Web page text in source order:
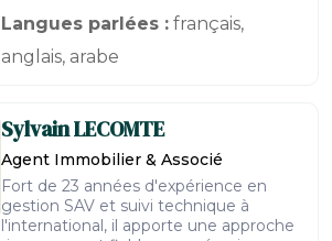
Langues parlées : français,
anglais, arabe
SylvainLECOMTE
Agent Immobilier & Associé
Fort de 23 années d'expérience en
gestion SAV et suivi technique à
l'international, il apporte une approche